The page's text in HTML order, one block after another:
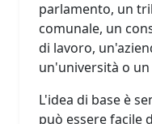
parlamento, un
comunale, un
di lavoro,
un'università o
L'idea di base è
può essere facile